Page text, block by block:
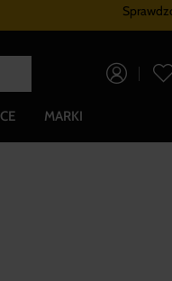
Program lojalnościowy
MARKI